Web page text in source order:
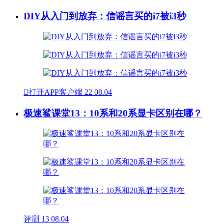
DIY从入门到放弃：信谣言买的i7被i3秒
打开APP客户端 22 08.04
极速鲨课堂13：10系和20系显卡区别在哪？
评测 13 08.04